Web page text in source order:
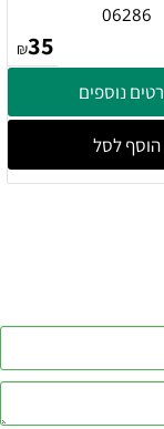
06286
₪35
נוספים
הוסף לסל